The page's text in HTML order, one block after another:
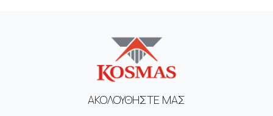
ΑΚΟΛΟΥΘΗΣΤΕ ΜΑΣ